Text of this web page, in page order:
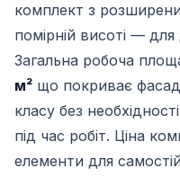
комплект з
помірній висоті —
Загальна робоча
м² що покриває
класу без
під час робіт. Ціна
елементи для